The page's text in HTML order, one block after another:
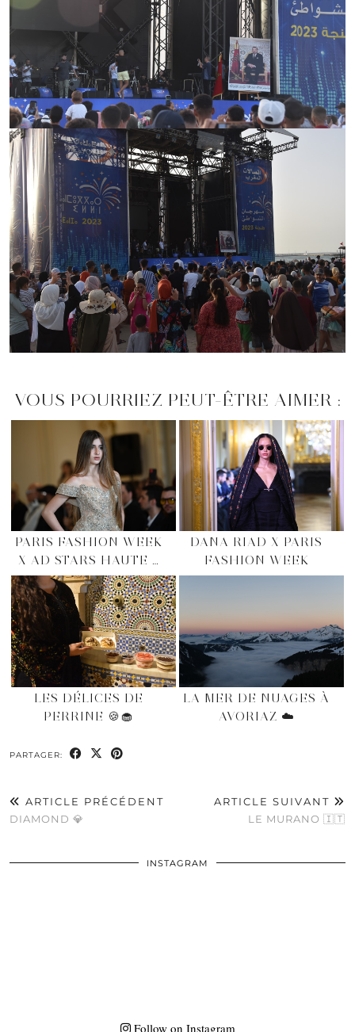
VOUS POURRIEZ PEUT-ÊTRE AIMER :
PARIS FASHION WEEK
X AD STARS HAUTE …
DANA RIAD X PARIS
FASHION WEEK
LES DÉLICES DE
PERRINE 🍪🧁
LA MER DE NUAGES À
AVORIAZ ☁️
PARTAGER:
ARTICLE PRÉCÉDENT
DIAMOND 💎
ARTICLE SUIVANT
LE MURANO 🇮🇹
INSTAGRAM
Follow on Instagram